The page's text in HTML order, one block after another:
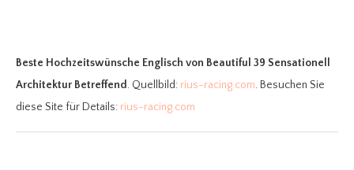
Beste Hochzeitswünsche Englisch von Beautiful 39 Sensationell
Architektur Betreffend. Quellbild: rius-racing.com. Besuchen Sie
diese Site für Details: rius-racing.com